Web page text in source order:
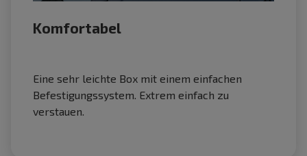
Komfortabel
Eine sehr leichte Box mit einem einfachen
Befestigungssystem. Extrem einfach zu
verstauen.